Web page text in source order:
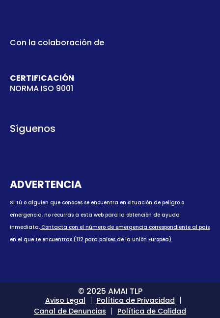
Con la colaboración de
CERTIFICACIÓN
NORMA ISO 9001
Síguenos
ADVERTENCIA
Si tú o alguien que conoces se encuentra en situación de peligro o
emergencia, no recurras a esta web para la obtención de ayuda
inmediata. Contacta con el número de emergencia correspondiente al país
en el que te encuentras (112 para países de la Unión Europea).
© 2025 AMAI TLP
Aviso Legal
Política de Privacidad
Canal de Denuncias
Política de Calidad